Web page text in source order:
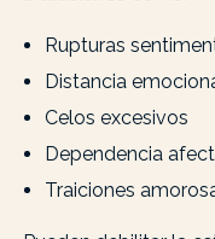
Rupturas
Distancia
Celos excesivos
Dependencia
Traiciones